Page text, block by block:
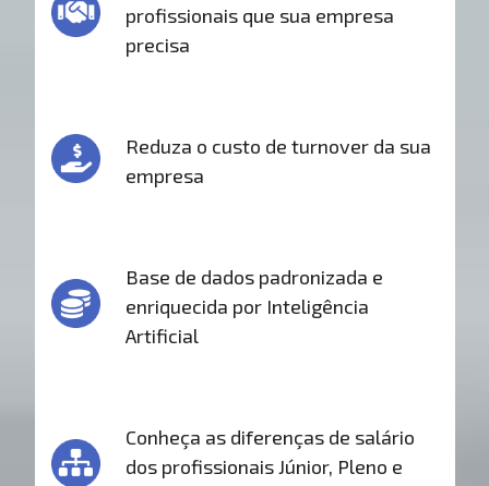
profissionais que sua empresa
precisa
Reduza o custo de turnover da sua
empresa
Base de dados padronizada e
enriquecida por Inteligência
Artificial
Conheça as diferenças de salário
dos profissionais Júnior, Pleno e